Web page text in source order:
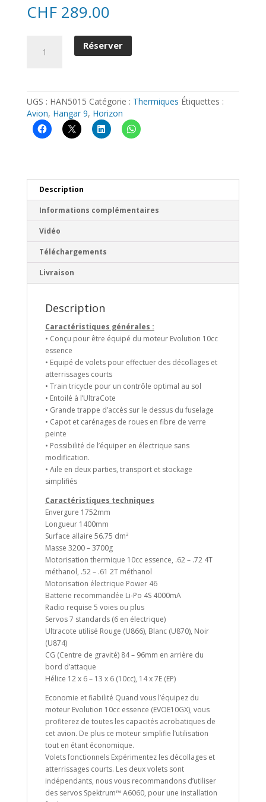
CHF289.00
Meridian
10cc
1752mm
(ARF)
Réserver
UGS : HAN5015 Catégorie : Thermiques Étiquettes :
Avion, Hangar 9, Horizon
Description
Informations complémentaires
Vidéo
Téléchargements
Livraison
Description
Caractéristiques générales :
• Conçu pour être équipé du moteur Evolution 10cc
essence
• Equipé de volets pour effectuer des décollages et
atterrissages courts
• Train tricycle pour un contrôle optimal au sol
• Entoilé à l’UltraCote
• Grande trappe d’accès sur le dessus du fuselage
• Capot et carénages de roues en fibre de verre
peinte
• Possibilité de l’équiper en électrique sans
modification.
• Aile en deux parties, transport et stockage
simplifiés
Caractéristiques techniques
Envergure 1752mm
Longueur 1400mm
Surface allaire 56.75 dm²
Masse 3200 – 3700g
Motorisation thermique 10cc essence, .62 – .72 4T
méthanol, .52 – .61 2T méthanol
Motorisation électrique Power 46
Batterie recommandée Li-Po 4S 4000mA
Radio requise 5 voies ou plus
Servos 7 standards (6 en électrique)
Ultracote utilisé Rouge (U866), Blanc (U870), Noir
(U874)
CG (Centre de gravité) 84 – 96mm en arrière du
bord d’attaque
Hélice 12 x 6 – 13 x 6 (10cc), 14 x 7E (EP)
Economie et fiabilité Quand vous l’équipez du
moteur Evolution 10cc essence (EVOE10GX), vous
profiterez de toutes les capacités acrobatiques de
cet avion. De plus ce moteur simplifie l’utilisation
tout en étant économique.
Volets fonctionnels Expérimentez les décollages et
atterrissages courts. Les deux volets sont
indépendants, nous vous recommandons d’utiliser
des servos Spektrum™ A6060, pour une installation